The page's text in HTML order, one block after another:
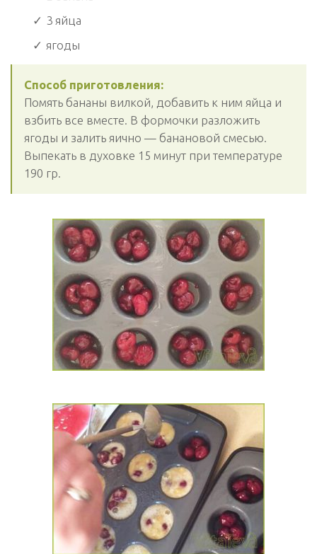
3 яйца
ягоды
Способ приготовления:
Помять бананы вилкой, добавить к ним яйца и
взбить все вместе. В формочки разложить
ягоды и залить яично — банановой смесью.
Выпекать в духовке 15 минут при температуре
190 гр.